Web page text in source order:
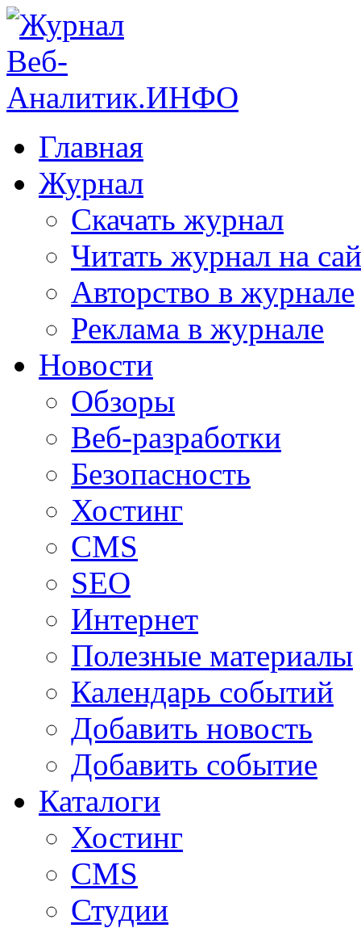
Главная
Журнал
Скачать журнал
Читать журнал на
Авторство в журнале
Реклама в журнале
Новости
Обзоры
Веб-разработки
Безопасность
Хостинг
CMS
SEO
Интернет
Полезные материалы
Календарь событий
Добавить новость
Добавить событие
Каталоги
Хостинг
CMS
Студии